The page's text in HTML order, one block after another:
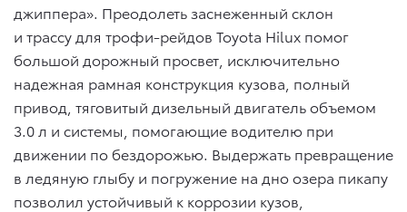
джиппера». Преодолеть заснеженный склон
и трассу для трофи-рейдов Toyota Hilux помог
большой дорожный просвет, исключительно
надежная рамная конструкция кузова, полный
привод, тяговитый дизельный двигатель объемом
3.0 л и системы, помогающие водителю при
движении по бездорожью. Выдержать превращение
в ледяную глыбу и погружение на дно озера пикапу
позволил устойчивый к коррозии кузов,